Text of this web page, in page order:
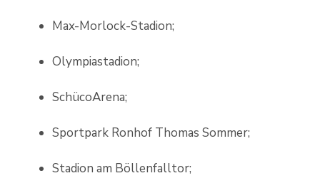
Max-Morlock-Stadion;
Olympiastadion;
SchücoArena;
Sportpark Ronhof Thomas Sommer;
Stadion am Böllenfalltor;